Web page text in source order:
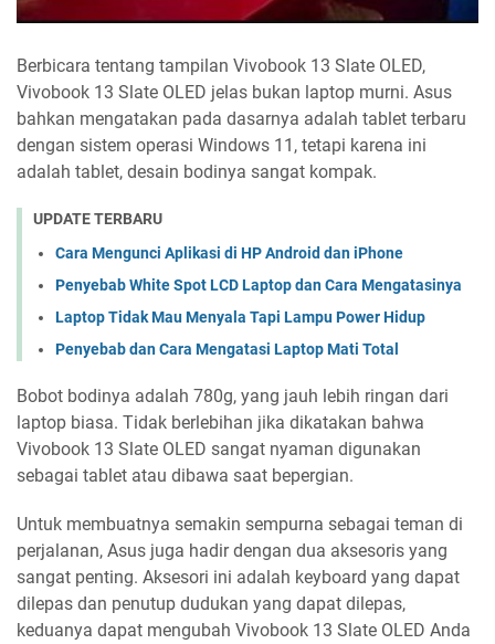
Berbicara tentang tampilan Vivobook 13 Slate OLED,
Vivobook 13 Slate OLED jelas bukan laptop murni. Asus
bahkan mengatakan pada dasarnya adalah tablet terbaru
dengan sistem operasi Windows 11, tetapi karena ini
adalah tablet, desain bodinya sangat kompak.
UPDATE TERBARU
Cara Mengunci Aplikasi di HP Android dan iPhone
Penyebab White Spot LCD Laptop dan Cara Mengatasinya
Laptop Tidak Mau Menyala Tapi Lampu Power Hidup
Penyebab dan Cara Mengatasi Laptop Mati Total
Bobot bodinya adalah 780g, yang jauh lebih ringan dari
laptop biasa. Tidak berlebihan jika dikatakan bahwa
Vivobook 13 Slate OLED sangat nyaman digunakan
sebagai tablet atau dibawa saat bepergian.
Untuk membuatnya semakin sempurna sebagai teman di
perjalanan, Asus juga hadir dengan dua aksesoris yang
sangat penting. Aksesori ini adalah keyboard yang dapat
dilepas dan penutup dudukan yang dapat dilepas,
keduanya dapat mengubah Vivobook 13 Slate OLED Anda